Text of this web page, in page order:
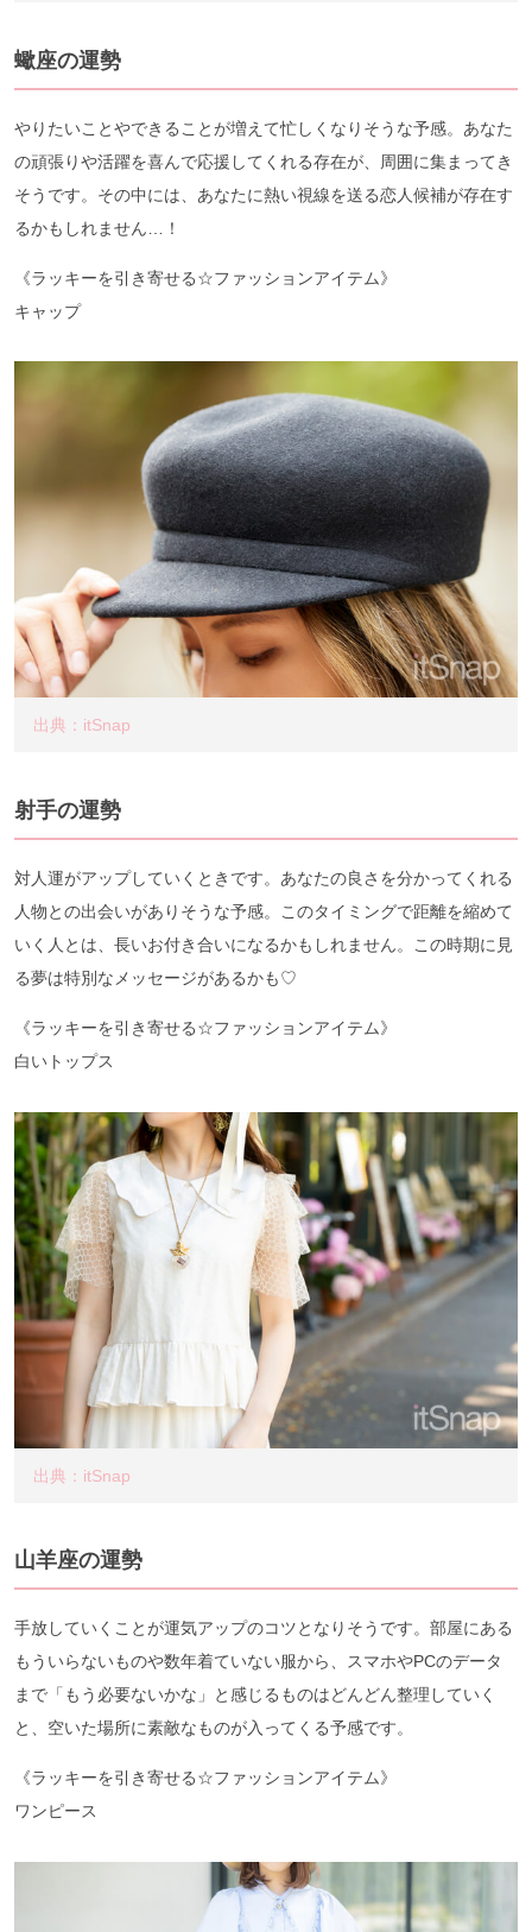
蠍座の運勢
やりたいことやできることが増えて忙しくなりそうな予感。あなた
の頑張りや活躍を喜んで応援してくれる存在が、周囲に集まってき
そうです。その中には、あなたに熱い視線を送る恋人候補が存在す
るかもしれません…！
《ラッキーを引き寄せる☆ファッションアイテム》
キャップ
出典：itSnap
射手の運勢
対人運がアップしていくときです。あなたの良さを分かってくれる
人物との出会いがありそうな予感。このタイミングで距離を縮めて
いく人とは、長いお付き合いになるかもしれません。この時期に見
る夢は特別なメッセージがあるかも♡
《ラッキーを引き寄せる☆ファッションアイテム》
白いトップス
出典：itSnap
山羊座の運勢
手放していくことが運気アップのコツとなりそうです。部屋にある
もういらないものや数年着ていない服から、スマホやPCのデータ
まで「もう必要ないかな」と感じるものはどんどん整理していく
と、空いた場所に素敵なものが入ってくる予感です。
《ラッキーを引き寄せる☆ファッションアイテム》
ワンピース